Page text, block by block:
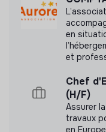
en
et
Chef
(H/F)
Assurer
travaux
en